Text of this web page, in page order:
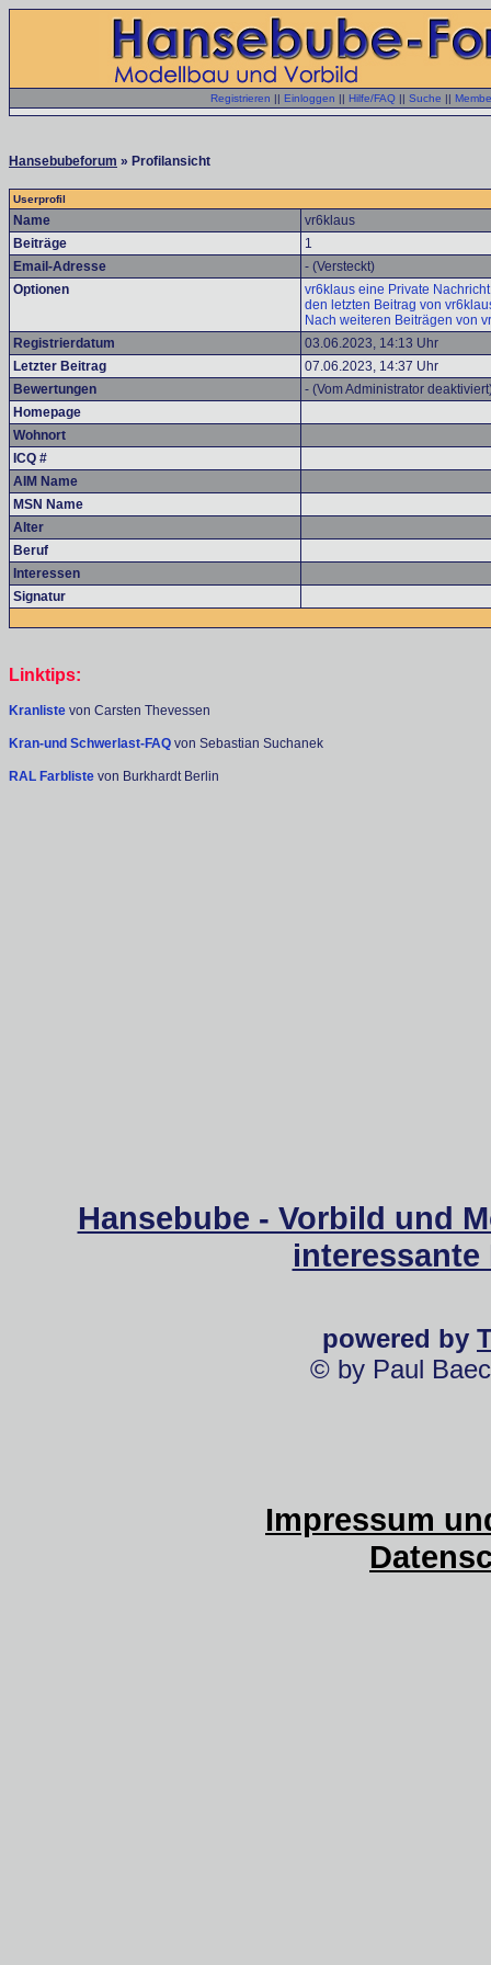
Registrieren || Einloggen || Hilfe/FAQ || Suche ||
Hansebubeforum » Profilansicht
Userprofil
Name
vr6klaus
Beiträge
1
Email-Adresse
- (Versteckt)
Optionen
vr6klaus eine Private
den letzten Beitrag von
Nach weiteren Beiträgen von
Registrierdatum
03.06.2023, 14:13 Uhr
Letzter Beitrag
07.06.2023, 14:37 Uhr
Bewertungen
- (Vom Administrator
Homepage
Wohnort
ICQ #
AIM Name
MSN Name
Alter
Beruf
Interessen
Signatur
Linktips:
Kranliste von Carsten Thevessen
Kran-und Schwerlast-FAQ von Sebastian Suchanek
RAL Farbliste von Burkhardt Berlin
Hansebube - Vorbild und
powered by
© by Paul
Impressum